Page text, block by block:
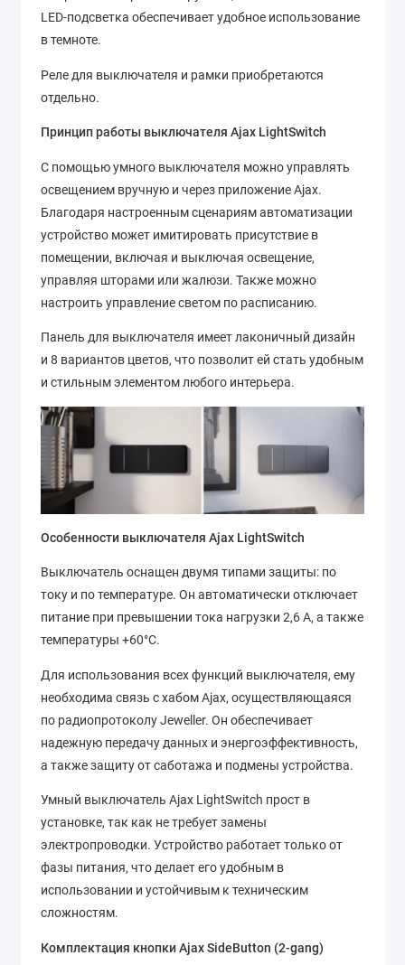
LED-подсветка обеспечивает удобное использование
в темноте.
Реле для выключателя и рамки приобретаются
отдельно.
Принцип работы выключателя Ajax LightSwitch
С помощью умного выключателя можно управлять
освещением вручную и через приложение Ajax.
Благодаря настроенным сценариям автоматизации
устройство может имитировать присутствие в
помещении, включая и выключая освещение,
управляя шторами или жалюзи. Также можно
настроить управление светом по расписанию.
Панель для выключателя имеет лаконичный дизайн
и 8 вариантов цветов, что позволит ей стать удобным
и стильным элементом любого интерьера.
Особенности выключателя Ajax LightSwitch
Выключатель оснащен двумя типами защиты: по
току и по температуре. Он автоматически отключает
питание при превышении тока нагрузки 2,6 А, а также
температуры +60°C.
Для использования всех функций выключателя, ему
необходима связь с хабом Ajax, осуществляющаяся
по радиопротоколу Jeweller. Он обеспечивает
надежную передачу данных и энергоэффективность,
а также защиту от саботажа и подмены устройства.
Умный выключатель Ajax LightSwitch прост в
установке, так как не требует замены
электропроводки. Устройство работает только от
фазы питания, что делает его удобным в
использовании и устойчивым к техническим
сложностям.
Комплектация кнопки Ajax SideButton (2-gang)